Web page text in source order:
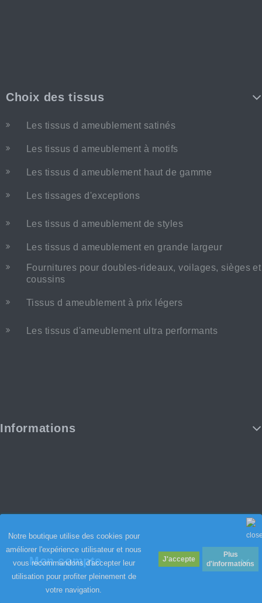
Notre boutique utilise des cookies pour
améliorer l'expérience utilisateur et nous
vous recommandons d'accepter leur
utilisation pour profiter pleinement de
votre navigation.
Plus
d'informations
Choix des tissus
Les tissus d ameublement satinés
Les tissus d ameublement à motifs
Les tissus d ameublement haut de gamme
Les tissages d'exceptions
Les tissus d ameublement de styles
Les tissus d ameublement en grande largeur
Fournitures pour doubles-rideaux, voilages, sièges et
coussins
Tissus d ameublement à prix légers
Les tissus d'ameublement ultra performants
Informations
Mon compte